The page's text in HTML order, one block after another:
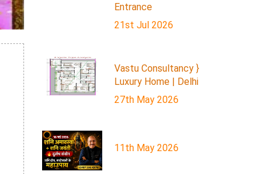
Entrance
21st Jul 2026
Vastu Consultancy }
Luxury Home | Delhi
27th May 2026
11th May 2026